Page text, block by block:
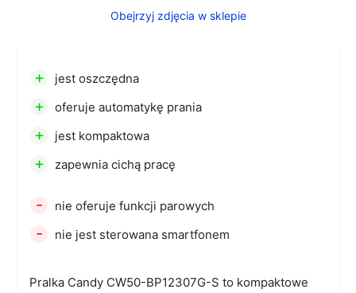
Obejrzyj zdjęcia w sklepie
Pralka Candy CW50-BP12307G-S to kompaktowe
+ jest oszczędna
+ oferuje automatykę prania
+ jest kompaktowa
+ zapewnia cichą pracę
- nie oferuje funkcji parowych
- nie jest sterowana smartfonem